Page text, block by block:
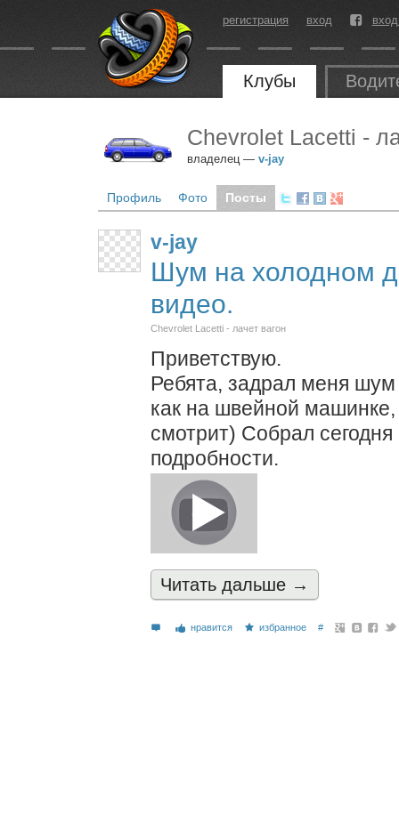
регистрация вход
Клубы
Chevrolet Lacetti -
владелец — v-jay
Профиль Фото Посты
v-jay
Шум на холодном
видео.
Chevrolet Lacetti - лачет вагон
Приветствую.
Ребята, задрал меня
как на швейной
смотрит) Собрал
подробности.
Читать дальшe →
нравится избранное #